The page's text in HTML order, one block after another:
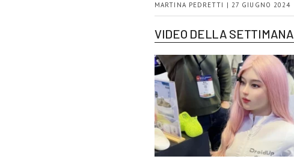
MARTINA PEDRETTI | 27 GIUGNO 2024
VIDEO DELLA SETTIMANA